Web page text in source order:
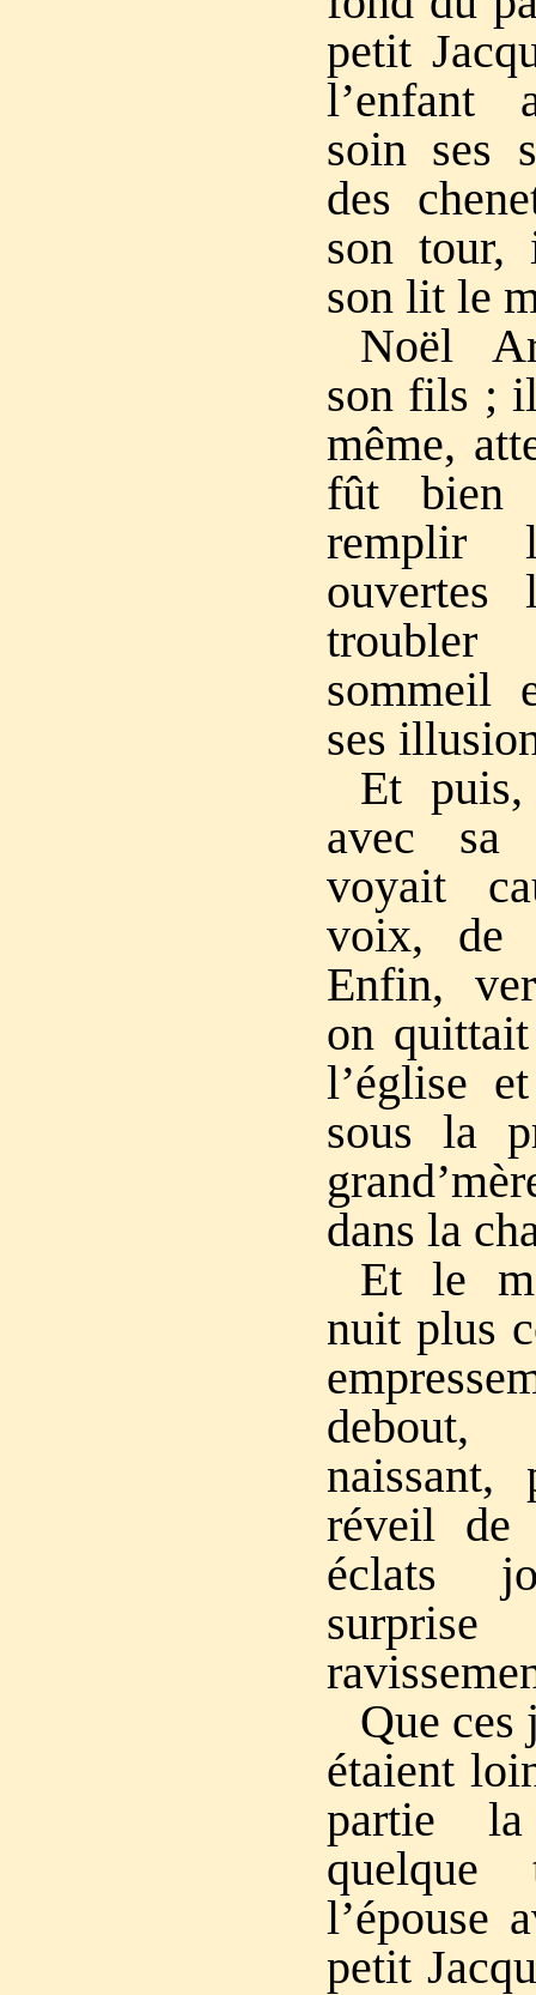
petit
l’enfant
soin ses
des
son tour,
son lit le
Noël
son fils ;
même,
fût bien
remplir
ouvertes
troubler
sommeil
ses
Et
avec
voyait
voix, de
Enfin,
on
l’église
sous la
dans la
Et le
nuit plus
naissant,
réveil
éclats
Que ces
étaient
partie
l’épouse
petit